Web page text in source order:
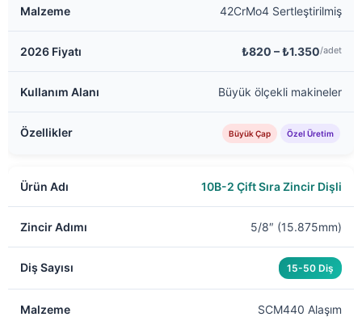
42CrMo4 Sertleştirilmiş
₺820 – ₺1.350/adet
Büyük ölçekli makineler
Büyük Çap Özel Üretim
10B-2 Çift Sıra Zincir Dişli
5/8″ (15.875mm)
15-50 Diş
SCM440 Alaşım